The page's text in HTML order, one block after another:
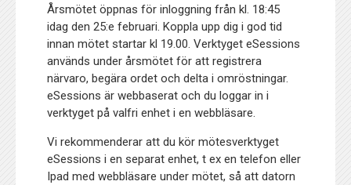
Årsmötet öppnas för inloggning från kl. 18:45
idag den 25:e februari. Koppla upp dig i god tid
innan mötet startar kl 19.00. Verktyget eSessions
används under årsmötet för att registrera
närvaro, begära ordet och delta i omröstningar.
eSessions är webbaserat och du loggar in i
verktyget på valfri enhet i en webbläsare.
Vi rekommenderar att du kör mötesverktyget
eSessions i en separat enhet, t ex en telefon eller
Ipad med webbläsare under mötet, så att datorn